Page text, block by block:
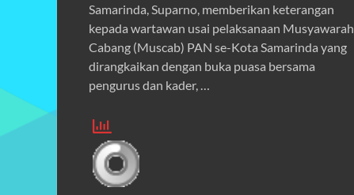
Samarinda, Suparno, memberikan keterangan
kepada wartawan usai pelaksanaan Musyawarah
Cabang (Muscab) PAN se-Kota Samarinda yang
dirangkaikan dengan buka puasa bersama
pengurus dan kader, …